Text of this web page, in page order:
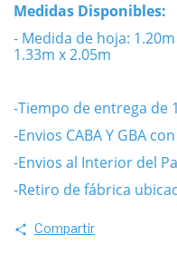
Medidas Disponibles:
- Medida de hoja:
1.33m x 2.05m
-Tiempo de entrega de
-Envios CABA Y GBA
-Envios al Interior del
-Retiro de fábrica
Compartir